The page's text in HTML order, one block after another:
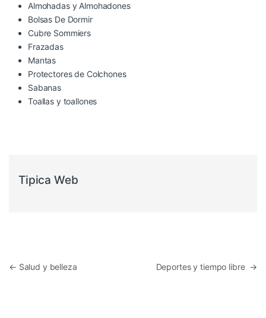
Almohadas y Almohadones
Bolsas De Dormir
Cubre Sommiers
Frazadas
Mantas
Protectores de Colchones
Sabanas
Toallas y toallones
Tipica Web
← Salud y belleza Deportes y tiempo libre →